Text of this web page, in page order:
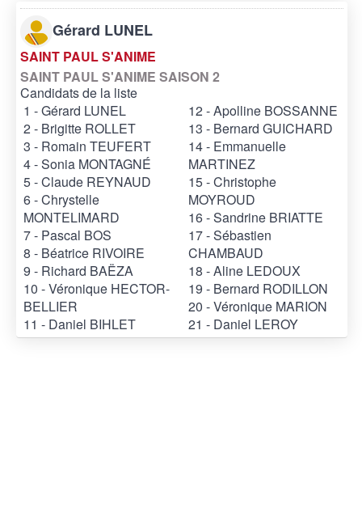
Gérard LUNEL
SAINT PAUL S'ANIME
SAINT PAUL S'ANIME SAISON 2
Candidats de la liste
1 - Gérard LUNEL
2 - Brigitte ROLLET
3 - Romain TEUFERT
4 - Sonia MONTAGNÉ
5 - Claude REYNAUD
6 - Chrystelle
MONTELIMARD
7 - Pascal BOS
8 - Béatrice RIVOIRE
9 - Richard BAËZA
10 - Véronique HECTOR-
BELLIER
11 - Daniel BIHLET
12 - Apolline BOSSANNE
13 - Bernard GUICHARD
14 - Emmanuelle
MARTINEZ
15 - Christophe
MOYROUD
16 - Sandrine BRIATTE
17 - Sébastien
CHAMBAUD
18 - Aline LEDOUX
19 - Bernard RODILLON
20 - Véronique MARION
21 - Daniel LEROY